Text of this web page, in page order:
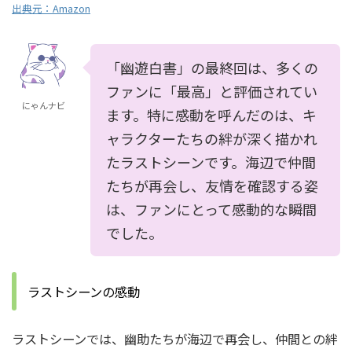
出典元： Amazon
にゃんナビ
「幽遊白書」の最終回は、多くの
ファンに「最高」と評価されてい
ます。特に感動を呼んだのは、キ
ャラクターたちの絆が深く描かれ
たラストシーンです。海辺で仲間
たちが再会し、友情を確認する姿
は、ファンにとって感動的な瞬間
でした。
ラストシーンの感動
ラストシーンでは、幽助たちが海辺で再会し、仲間との絆